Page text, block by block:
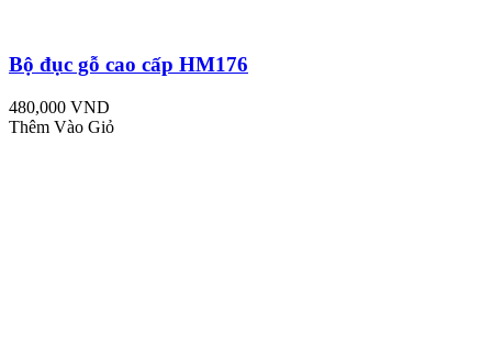
Bộ đục gỗ cao cấp HM176
480,000 VND
Thêm Vào Giỏ